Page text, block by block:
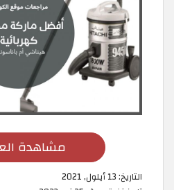
مشاهدة
التاريخ:13 أيلول, 2021